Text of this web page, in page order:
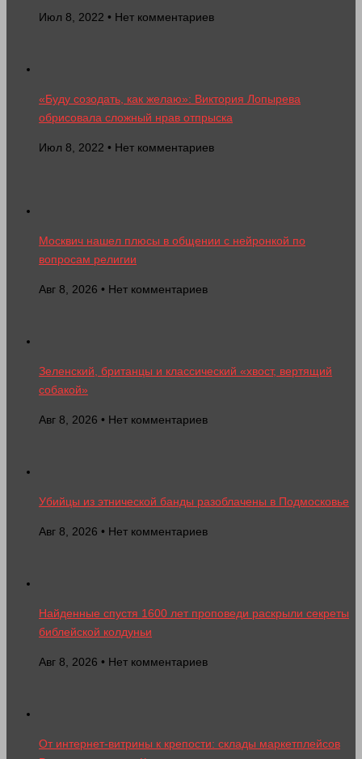
Июл 8, 2022 • Нет комментариев
«Буду созодать, как желаю»: Виктория Лопырева
обрисовала сложный нрав отпрыска
Июл 8, 2022 • Нет комментариев
Москвич нашел плюсы в общении с нейронкой по
вопросам религии
Авг 8, 2026 • Нет комментариев
Зеленский, британцы и классический «хвост, вертящий
собакой»
Авг 8, 2026 • Нет комментариев
Убийцы из этнической банды разоблачены в Подмосковье
Авг 8, 2026 • Нет комментариев
Найденные спустя 1600 лет проповеди раскрыли секреты
библейской колдуньи
Авг 8, 2026 • Нет комментариев
От интернет-витрины к крепости: склады маркетплейсов